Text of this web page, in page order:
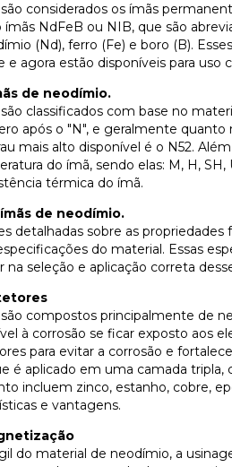
considerados os ímãs
NdFeB ou NIB, que são
(Nd), ferro (Fe) e boro (B).
agora estão disponíveis para uso
de neodímio.
classificados com base no
após o "N", e geralmente
mais alto disponível é o N52.
do ímã, sendo elas: M, H,
térmica do ímã.
de neodímio.
detalhadas sobre as
do material. Essas
na seleção e aplicação correta
compostos principalmente de
à corrosão se ficar exposto aos
para evitar a corrosão e
é aplicado em uma camada
incluem zinco, estanho, cobre,
e vantagens.
do material de neodímio, a